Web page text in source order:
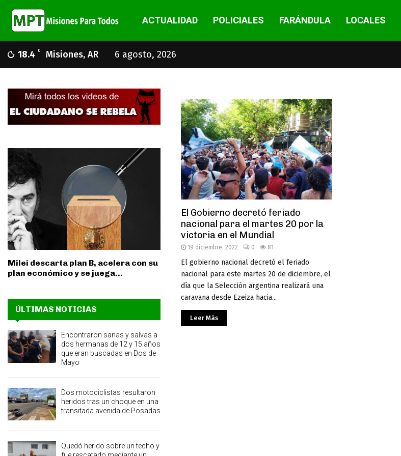
ACTUALIDAD POLICIALES FARÁNDULA LOCALES
18.4 C Misiones, AR 6 agosto, 2026
El Gobierno decretó feriado
nacional para el martes 20 por la
victoria en el Mundial
19 diciembre, 2022 0 81
El gobierno nacional decretó el feriado
nacional para este martes 20 de diciembre, el
día que la Selección argentina realizará una
caravana desde Ezeiza hacia...
Leer Más
Milei descarta plan B, acelera con su
plan económico y se juega...
ÚLTIMAS NOTICIAS
Encontraron sanas y salvas a
dos hermanas de 12 y 15 años
que eran buscadas en Dos de
Mayo
Dos motociclistas resultaron
heridos tras un choque en una
transitada avenida de Posadas
Quedó herido sobre un techo y